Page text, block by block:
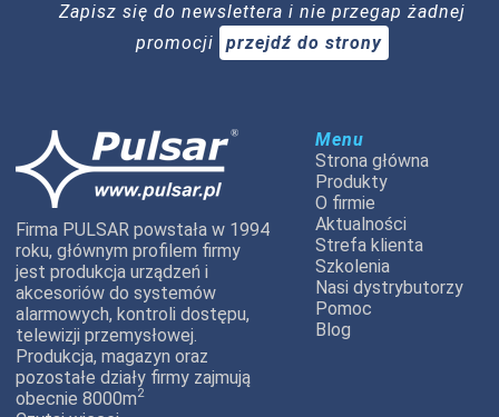
Zapisz się do newslettera i nie przegap żadnej
promocji
przejdź do strony
Firma PULSAR powstała w 1994
roku, głównym profilem firmy
jest produkcja urządzeń i
akcesoriów do systemów
alarmowych, kontroli dostępu,
telewizji przemysłowej.
Produkcja, magazyn oraz
pozostałe działy firmy zajmują
obecnie 8000m2
Menu
Strona główna
Produkty
O firmie
Aktualności
Strefa klienta
Szkolenia
Nasi dystrybutorzy
Pomoc
Blog